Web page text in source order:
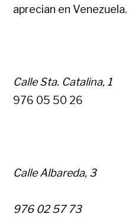
aprecian en Venezuela.
Calle Sta. Catalina, 1
976 05 50 26
Calle Albareda, 3
976 02 57 73